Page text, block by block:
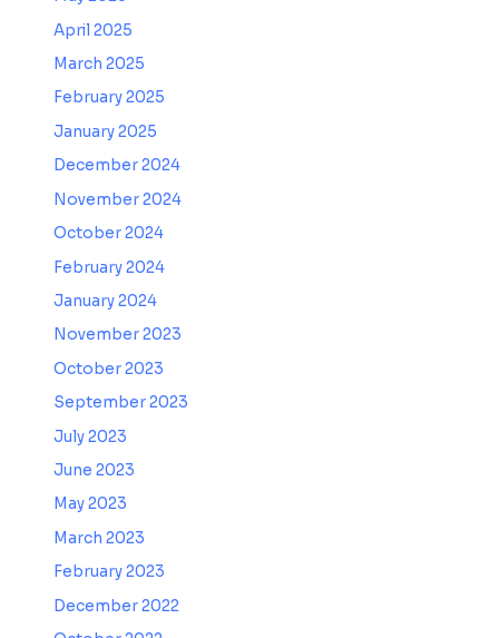
April 2025
March 2025
February 2025
January 2025
December 2024
November 2024
October 2024
February 2024
January 2024
November 2023
October 2023
September 2023
July 2023
June 2023
May 2023
March 2023
February 2023
December 2022